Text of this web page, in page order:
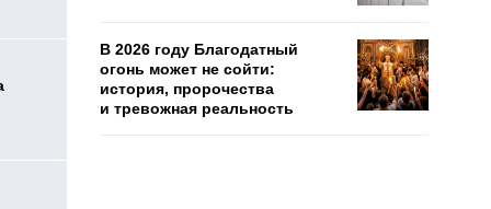
В 2026 году Благодатный
огонь может не сойти:
история, пророчества
и тревожная реальность